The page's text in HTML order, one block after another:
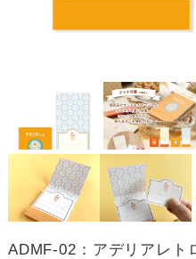
ADMF-02：アデリアレ